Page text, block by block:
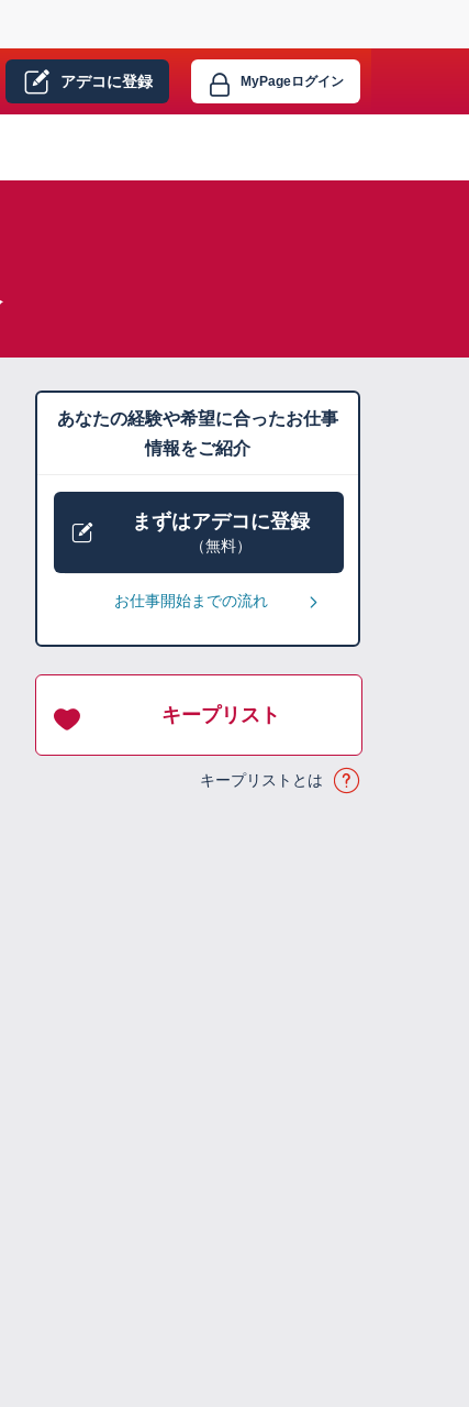
アデコに登録 MyPageログイン
あなたの経験や希望に合ったお仕事
情報をご紹介
まずはアデコに登録
（無料）
お仕事開始までの流れ
キープリスト
キープリストとは